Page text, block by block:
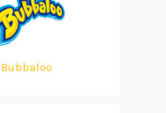
Bubbaloo